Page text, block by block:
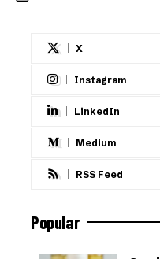
X
Instagram
LinkedIn
Medium
RSS Feed
Popular